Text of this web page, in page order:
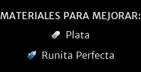
MATERIALES PARA MEJORAR:
Plata
Runita Perfecta